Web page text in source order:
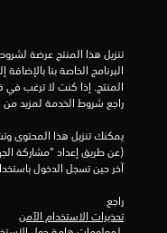
راجع شروط الخدمة لمزيد من
آخر حين تسجل الدخول
راجع
تحذيرات الاستخدام الآمن